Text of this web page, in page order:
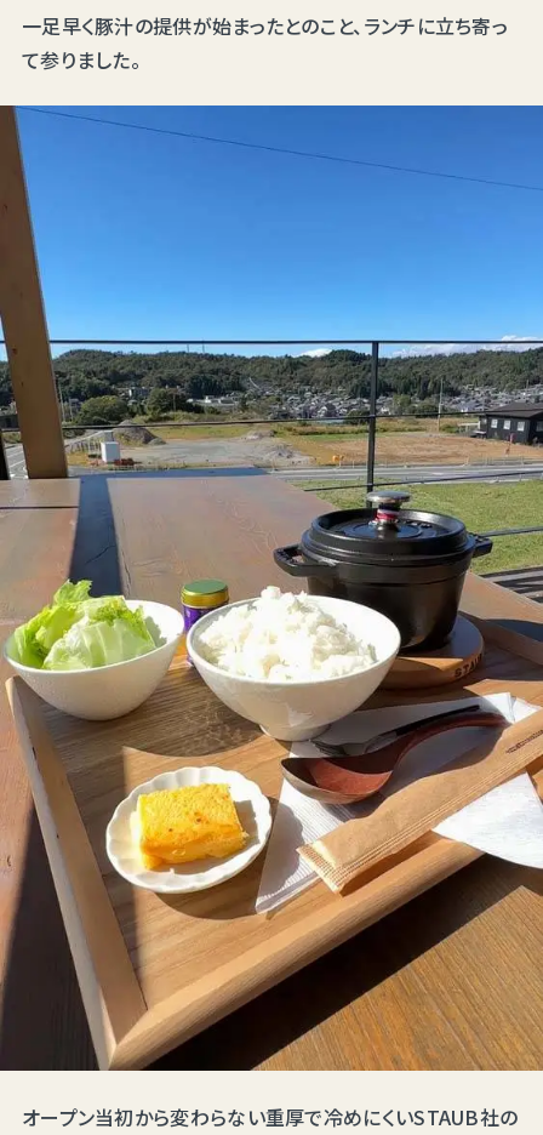
一足早く豚汁の提供が始まったとのこと、ランチに立ち寄っ
て参りました。
オープン当初から変わらない重厚で冷めにくいSTAUB社の